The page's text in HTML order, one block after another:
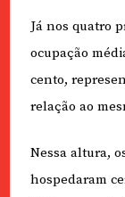
Já nos quatro
ocupação
cento,
relação ao
Nessa altura,
hospedaram